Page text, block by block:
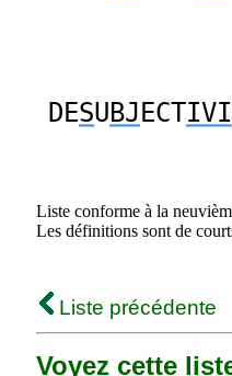
DESUBJ ECTIVI
Liste conforme à la
Les définitions sont de
Liste précédente
Voyez cette